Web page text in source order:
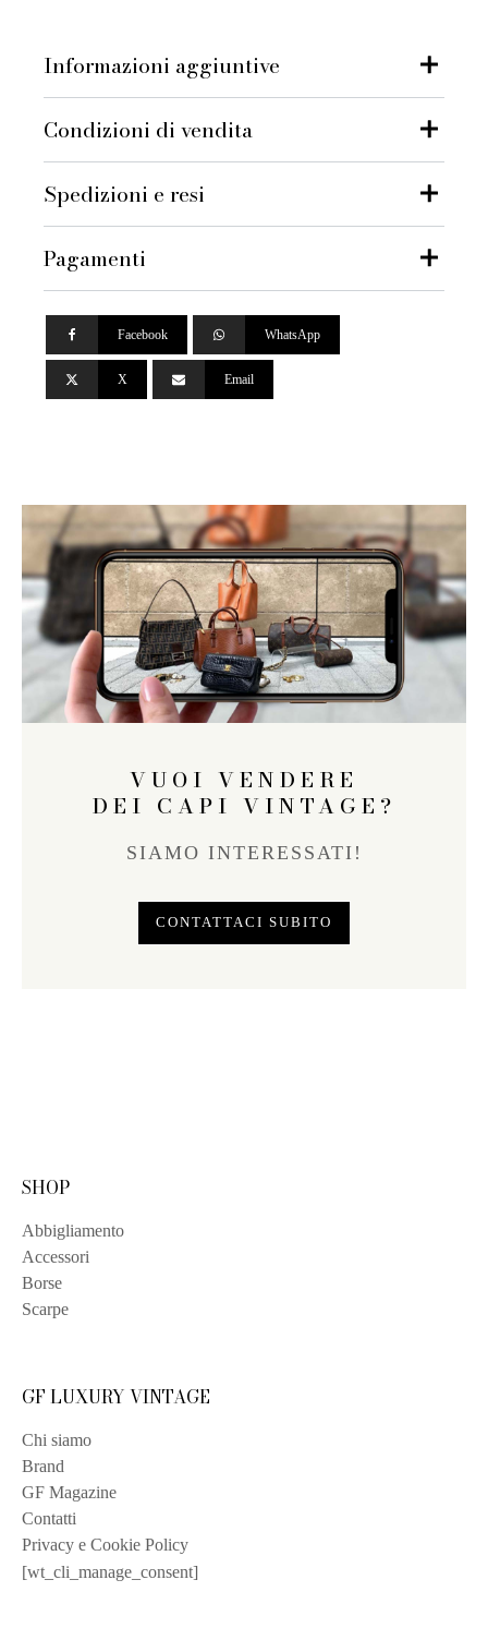
Informazioni aggiuntive
Condizioni di vendita
Spedizioni e resi
Pagamenti
X
Facebook
Email
WhatsApp
VUOI VENDERE
DEI CAPI VINTAGE?
SIAMO INTERESSATI!
CONTATTACI SUBITO
SHOP
Abbigliamento
Accessori
Borse
Scarpe
GF LUXURY VINTAGE
Chi siamo
Brand
GF Magazine
Contatti
Privacy e Cookie Policy
[wt_cli_manage_consent]